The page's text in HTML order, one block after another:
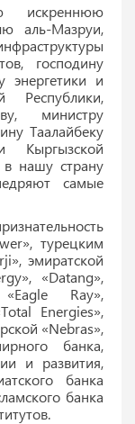
искреннюю
аль-Мазруи,
господину
энергетики и
Республики,
министру
Таалайбеку
Кыргызской
в нашу страну
самые
турецким
эмиратской
«Datang»,
Ray»,
Energies»,
«Nebras»,
банка,
и развития,
банка
банка